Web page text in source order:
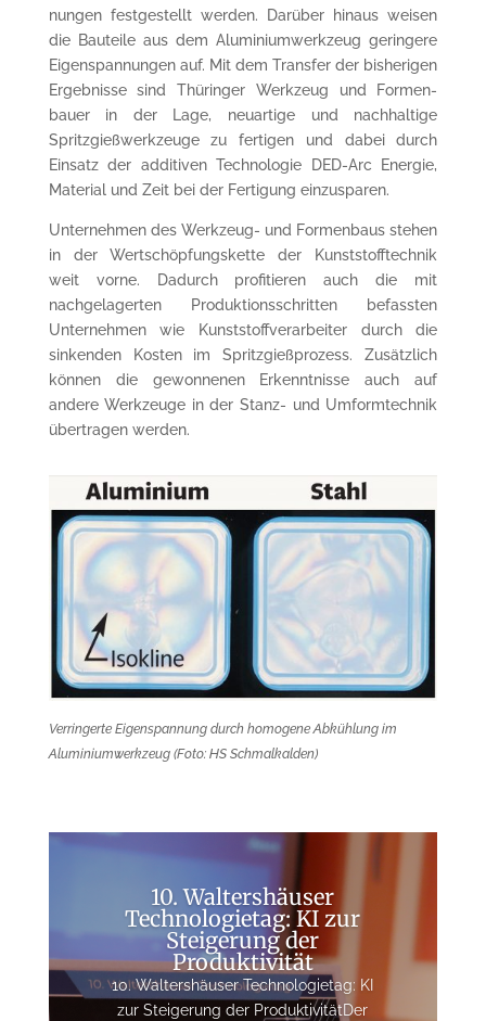
nungen fest­gestellt werden. Darüber hinaus weisen
die Bau­teile aus dem Alumini­umwerk­zeug geringere
Eigen­span­nungen auf. Mit dem Transfer der bisherigen
Ergeb­nisse sind Thüringer Werk­zeug und Formen­
bauer in der Lage, neuar­tige und nach­haltige
Spritzgieß­werkzeuge zu fertigen und dabei durch
Einsatz der additiven Tech­nologie DED-Arc Energie,
Material und Zeit bei der Ferti­gung einzu­sparen.
Unter­nehmen des Werkzeug- und Formen­baus stehen
in der Wertschöp­fungskette der Kunst­stoff­technik
weit vorne. Dadurch profitieren auch die mit
nachgelagerten Produk­tions­schritten befassten
Unternehmen wie Kunst­stoff­­verar­beiter durch die
sinkenden Kosten im Spritz­gießprozess. Zusätzlich
können die gewonnenen Erkennt­nisse auch auf
andere Werk­zeuge in der Stanz- und Umform­technik
übertragen werden.
Verringerte Eigenspannung durch homogene Abkühlung im
Aluminiumwerkzeug (Foto: HS Schmalkalden)
10. Waltershäuser
Technologietag: KI zur
Steigerung der
Produktivität
10. Waltershäuser Technologietag: KI
zur Steigerung der ProduktivitätDer